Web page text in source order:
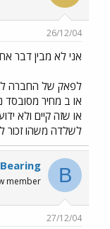
26/12/04
אני לא מבין דבר
לפאק של החברה
לשלדה משהו זכור
B
Bearing
member
27/12/04